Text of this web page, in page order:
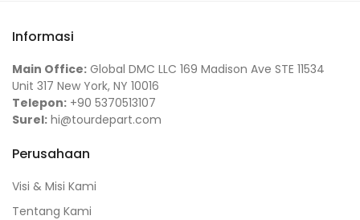
Informasi
Main Office: Global DMC LLC 169 Madison Ave STE 11534
Unit 317 New York, NY 10016
Telepon: +90 5370513107
Surel: hi@tourdepart.com
Perusahaan
Visi & Misi Kami
Tentang Kami